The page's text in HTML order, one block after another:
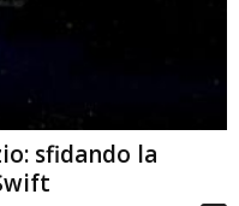
sfidando la